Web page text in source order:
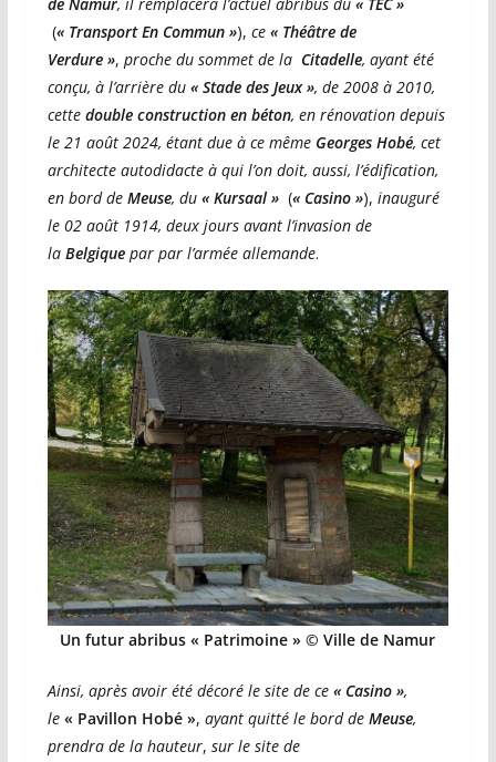
de Namur, il remplacera l’actuel abribus du « TEC »
(« Transport En Commun »), ce « Théâtre de
Verdure », proche du sommet de la Citadelle, ayant été
conçu, à l’arrière du « Stade des Jeux », de 2008 à 2010,
cette double construction en béton, en rénovation depuis
le 21 août 2024, étant due à ce même Georges Hobé, cet
architecte autodidacte à qui l’on doit, aussi, l’édification,
en bord deMeuse, du « Kursaal » (« Casino »), inauguré
le 02 août 1914, deux jours avant l’invasion de
laBelgiquepar par l’armée allemande.
Un futur abribus « Patrimoine » © Ville de Namur
Ainsi, après avoir été décoré le site de ce« Casino »,
le « Pavillon Hobé », ayant quitté le bord de Meuse,
prendra de la hauteur, sur le site de